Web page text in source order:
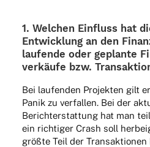
1. Welchen Einfluss hat
Entwick­lung an den
laufende oder geplante
verkäufe bzw.
Bei laufen­den Projek­ten gilt
Panik zu verfal­len. Bei der
Bericht­erstat­tung hat man
ein rich­ti­ger Crash soll
größte Teil der